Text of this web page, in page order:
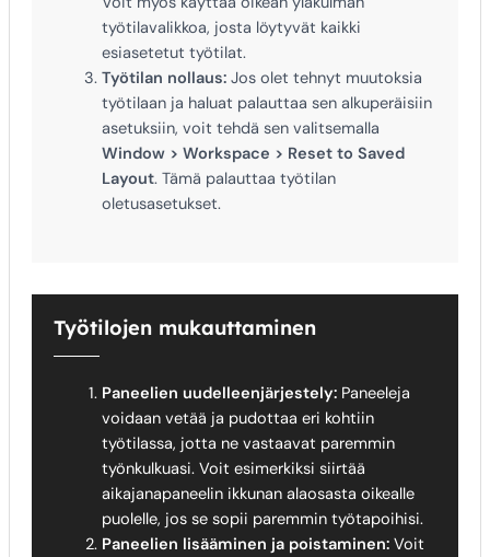
työtilavalikkoa, josta löytyvät kaikki
esiasetetut työtilat.
Työtilan nollaus:Jos olet tehnyt muutoksia
työtilaan ja haluat palauttaa sen alkuperäisiin
asetuksiin, voit tehdä sen valitsemalla
Window > Workspace > Reset to Saved
Layout. Tämä palauttaa työtilan
oletusasetukset.
Työtilojen mukauttaminen
Paneelien uudelleenjärjestely:Paneeleja
voidaan vetää ja pudottaa eri kohtiin
työtilassa, jotta ne vastaavat paremmin
työnkulkuasi. Voit esimerkiksi siirtää
aikajanapaneelin ikkunan alaosasta oikealle
puolelle, jos se sopii paremmin työtapoihisi.
Paneelien lisääminen ja poistaminen:Voit